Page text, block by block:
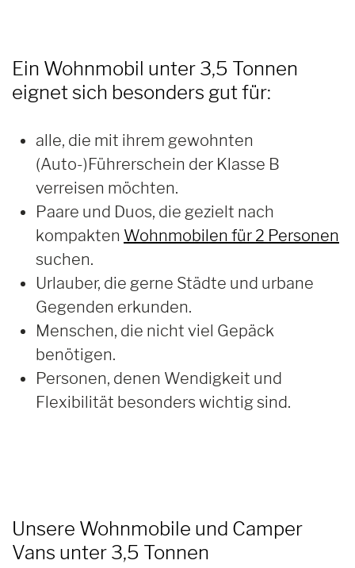
Ein Wohnmobil unter 3,5 Tonnen
eignet sich besonders gut für:
alle, die mit ihrem gewohnten
(Auto-)Führerschein der Klasse B
verreisen möchten.
Paare und Duos, die gezielt nach
kompakten Wohnmobilen für 2 Personen
suchen.
Urlauber, die gerne Städte und urbane
Gegenden erkunden.
Menschen, die nicht viel Gepäck
benötigen.
Personen, denen Wendigkeit und
Flexibilität besonders wichtig sind.
Unsere Wohnmobile und Camper
Vans unter 3,5 Tonnen